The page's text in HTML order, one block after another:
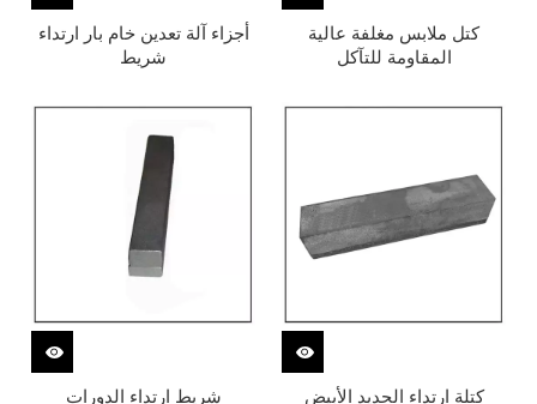
كتل ملابس مغلفة عالية
المقاومة للتآكل
أجزاء آلة تعدين خام بار ارتداء
شريط
كتلة ارتداء الحديد الأبيض شريط ارتداء الدورات